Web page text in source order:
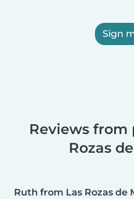
Sign
Reviews from
Rozas
Ruth from Las Rozas de